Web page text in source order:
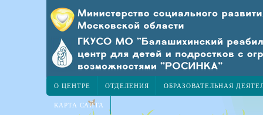
О ЦЕНТРЕ ОТДЕЛЕНИЯ ОБРАЗОВАТЕЛЬНАЯ
КАРТА САЙТА